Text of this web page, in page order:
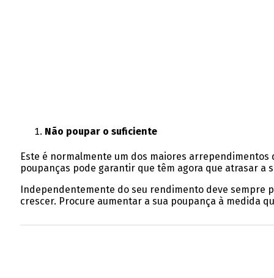
Não poupar o suficiente
Este é normalmente um dos maiores arrependimentos
poupanças pode garantir que têm agora que atrasar
Independentemente do seu rendimento deve sempre
crescer. Procure aumentar a sua poupança à medida